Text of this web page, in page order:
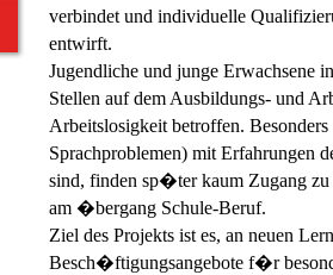
verbindet und individuelle
entwirft.
Jugendliche und junge Erwachsene
Stellen auf dem Ausbildungs- und
Arbeitslosigkeit betroffen.
Sprachproblemen) mit Erfahrungen
sind, finden sp�ter kaum Zugang
am �bergang Schule-Beruf.
Ziel des Projekts ist es, an neuen
Besch�ftigungsangebote f�r